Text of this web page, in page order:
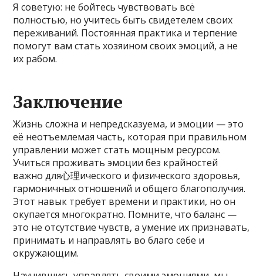
Я советую: не бойтесь чувствовать всё
полностью, но учитесь быть свидетелем своих
переживаний. Постоянная практика и терпение
помогут вам стать хозяином своих эмоций, а не
их рабом.
Заключение
Жизнь сложна и непредсказуема, и эмоции — это
её неотъемлемая часть, которая при правильном
управлении может стать мощным ресурсом.
Учиться проживать эмоции без крайностей
важно для心理ического и физического здоровья,
гармоничных отношений и общего благополучия.
Этот навык требует времени и практики, но он
окупается многократно. Помните, что баланс —
это не отсутствие чувств, а умение их признавать,
принимать и направлять во благо себе и
окружающим.